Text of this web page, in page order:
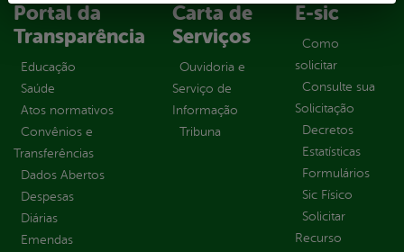
Portal da
Transparência
Educação
Saúde
Atos normativos
Convênios e
Transferências
Dados Abertos
Despesas
Diárias
Emendas
Carta de
Serviços
Ouvidoria e
Serviço de
Informação
Tribuna
E-sic
Como
solicitar
Consulte sua
Solicitação
Decretos
Estatísticas
Formulários
Sic Físico
Solicitar
Recurso